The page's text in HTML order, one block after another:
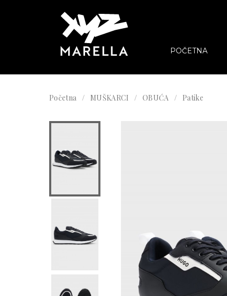
POČETNA
Početna MUŠKARCI OBUĆA Patike